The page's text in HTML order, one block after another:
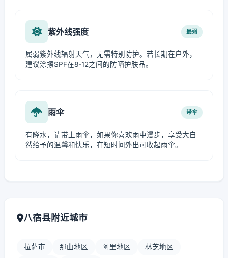
紫外线强度 最弱
属弱紫外线辐射天气，无需特别防护。若长期在户外，
建议涂擦SPF在8-12之间的防晒护肤品。
雨伞 带伞
有降水，请带上雨伞，如果你喜欢雨中漫步，享受大自
然给予的温馨和快乐，在短时间外出可收起雨伞。
八宿县附近城市
拉萨市 那曲地区 阿里地区 林芝地区